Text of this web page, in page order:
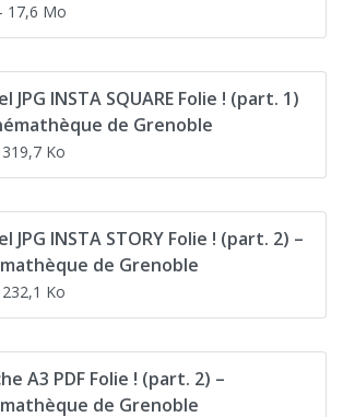
- 17,6 Mo
JPG INSTA SQUARE Folie ! (part. 1)
de Grenoble
Ko
JPG INSTA STORY Folie ! (part. 2) –
de Grenoble
Ko
A3 PDF Folie ! (part. 2) –
de Grenoble